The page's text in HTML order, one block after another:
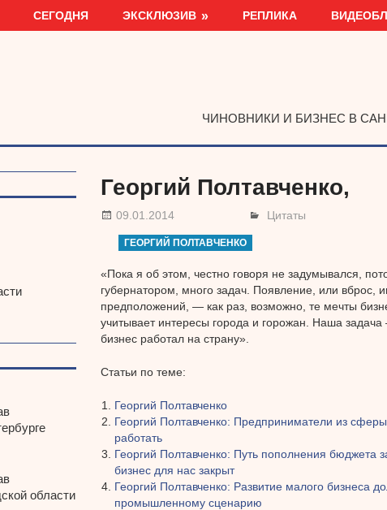
СЕГОДНЯ ЭКСКЛЮЗИВ РЕПЛИКА
ЧИНОВНИКИ И БИЗНЕС В
Георгий Полтавченко,
09.01.2014 Цитаты
ГЕОРГИЙ ПОЛТАВЧЕНКО
«Пока я об этом, честно говоря не задумывался,
губернатором, много задач. Появление, или вброс,
предположений, — как раз, возможно, те мечты
учитывает интересы города и горожан. Наша
бизнес работал на страну».
Статьи по теме:
Георгий Полтавченко
Георгий Полтавченко: Предприниматели из
работать
Георгий Полтавченко: Путь пополнения бюджета
бизнес для нас закрыт
Георгий Полтавченко: Развитие малого бизнеса
промышленному сценарию
области